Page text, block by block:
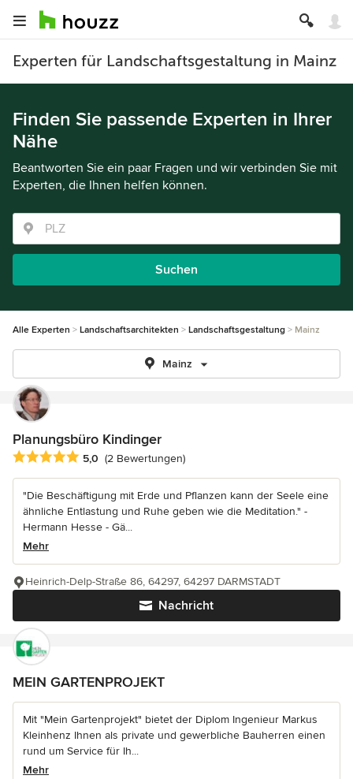
Experten für Landschaftsgestaltung in Mainz
Finden Sie passende Experten in Ihrer
Nähe
Beantworten Sie ein paar Fragen und wir verbinden Sie mit
Experten, die Ihnen helfen können.
Suchen
Alle Experten Landschaftsarchitekten Landschaftsgestaltung Mainz
Mainz
Planungsbüro Kindinger
Durchschnittliche Bewertung: 5 von 5 Sternen
5,0 (2 Bewertungen)
"Die Beschäftigung mit Erde und Pflanzen kann der Seele eine
ähnliche Entlastung und Ruhe geben wie die Meditation." -
Hermann Hesse - Gä...
Mehr
Nachricht
Heinrich-Delp-Straße 86, 64297, 64297 DARMSTADT
MEIN GARTENPROJEKT
Mit "Mein Gartenprojekt" bietet der Diplom Ingenieur Markus
Kleinhenz Ihnen als private und gewerbliche Bauherren einen
rund um Service für Ih...
Mehr